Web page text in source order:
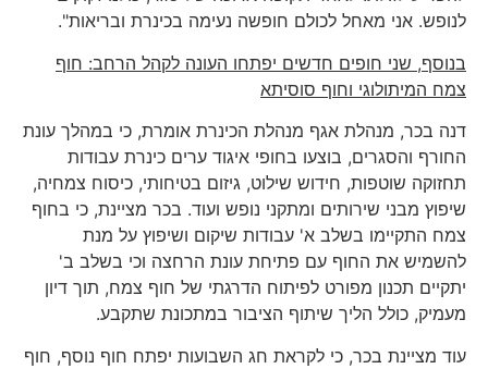
לנופש. אני מאחל לכולם חופשה נעימה בכינרת ובריאות".
בנוסף, שני חופים חדשים יפתחו העונה לקהל הרחב: חוף
צמח המיתולוגי וחוף סוסיתא
דנה בכר, מנהלת אגף מנהלת הכינרת אומרת, כי במהלך עונת
החורף והסגרים, בוצעו בחופי איגוד ערים כינרת עבודות
תחזוקה שוטפות, חידוש שילוט, גיזום בטיחותי, כיסוח צמחיה,
שיפוץ מבני שירותים ומתקני נופש ועוד. בכר מציינת, כי בחוף
צמח התקיימו בשלב א' עבודות שיקום ושיפוץ על מנת
להשמיש את החוף עם פתיחת עונת הרחצה וכי בשלב ב'
יתקיים תכנון מפורט לפיתוח הדרגתי של חוף צמח, תוך דיון
מעמיק, כולל הליך שיתוף הציבור במתכונת שתקבע.
עוד מציינת בכר, כי לקראת חג השבועות יפתח חוף נוסף, חוף